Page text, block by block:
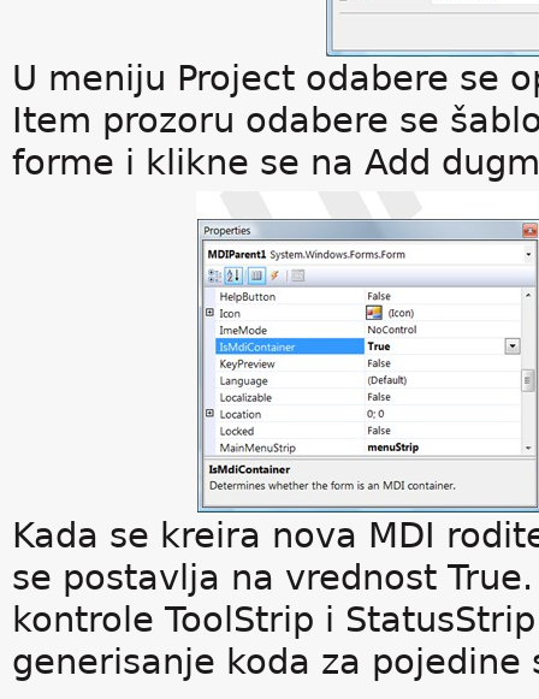
U meniju Project odabere se
Item prozoru odabere se
forme i klikne se na Add
Kada se kreira nova MDI
se postavlja na vrednost
kontrole ToolStrip i
generisanje koda za pojedine